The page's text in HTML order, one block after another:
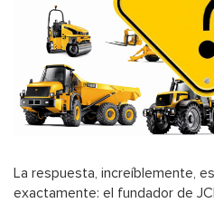
La respuesta, increíblemente,
exactamente: el fundador de